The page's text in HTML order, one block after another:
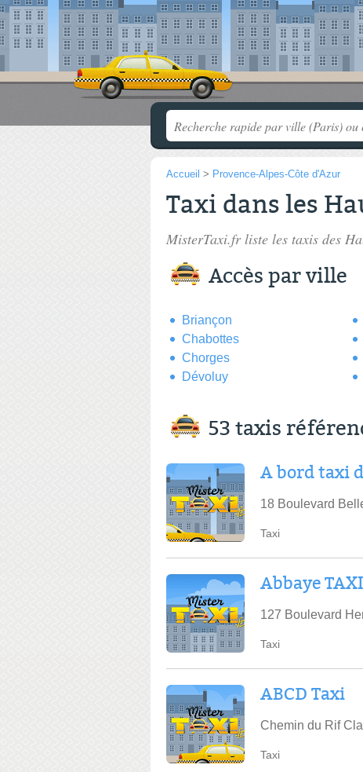
Accueil > Provence-Alpes-Côte d'Azur
Taxi dans les
MisterTaxi.fr liste les taxis des
Accès par ville
Briançon
Chabottes
Chorges
Dévoluy
53 taxis
A bord taxi
18 Boulevard
Taxi
Abbaye TAXI
127 Boulevard
Taxi
ABCD Taxi
Chemin du Rif
Taxi